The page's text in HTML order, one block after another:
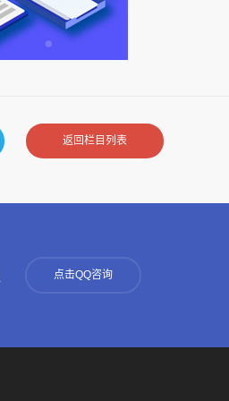
返回栏目列表
点击QQ咨询